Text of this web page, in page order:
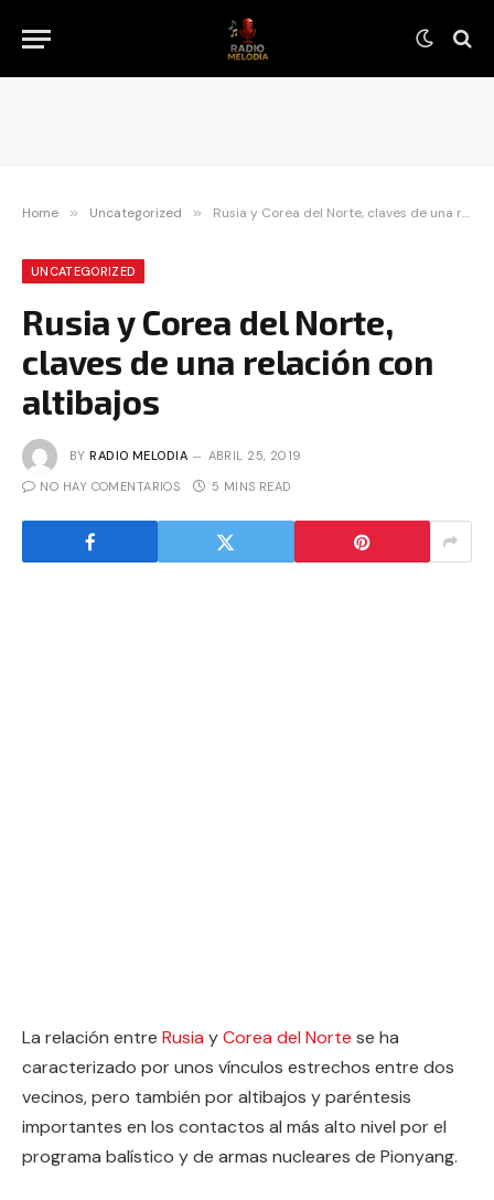
Home » Uncategorized » Rusia y Corea del Norte, claves de una relación con altibajos
UNCATEGORIZED
Rusia y Corea del Norte,
claves de una relación con
altibajos
BY RADIO MELODIA ABRIL 25, 2019
NO HAY COMENTARIOS 5 MINS READ
La relación entre Rusia yCorea del Norte se ha
caracterizado por unos vínculos estrechos entre dos
vecinos, pero también por altibajos y paréntesis
importantes en los contactos al más alto nivel por el
programa balístico y de armas nucleares de Pionyang.